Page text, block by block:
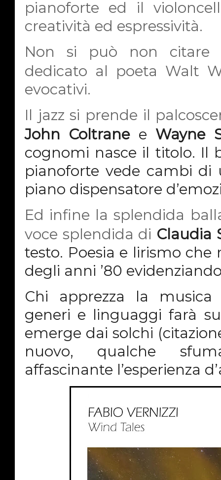
pianoforte ed il
creatività ed espressività.
Non si può non citare
dedicato al poeta Walt
evocativi.
Il jazz si prende il
John Coltranee Wayne
cognomi nasce il titolo. Il
pianoforte vede cambi di
piano dispensatore
Ed infine la splendida
voce splendida di Claudia
testo. Poesia e lirismo
degli anni ’80
Chi apprezza la musica
generi e linguaggi farà
emerge dai solchi
nuovo, qualche
affascinante l’esperienza